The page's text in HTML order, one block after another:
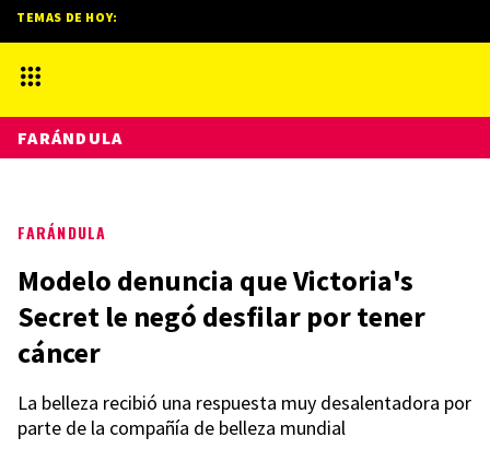
FARÁNDULA
Modelo denuncia que Victoria's
Secret le negó desfilar por tener
cáncer
La belleza recibió una respuesta muy desalentadora por
parte de la compañía de belleza mundial
TEMAS DE HOY:
FARÁNDULA